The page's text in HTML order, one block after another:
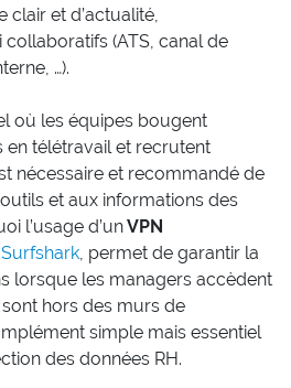
clair et d’actualité,
(ATS, canal de
…).
où les équipes bougent
télétravail et recrutent
nécessaire et recommandé de
et aux informations des
l’usage d’unVPN
Surfshark, permet de garantir la
lorsque les managers accèdent
hors des murs de
simple mais essentiel
des données RH.